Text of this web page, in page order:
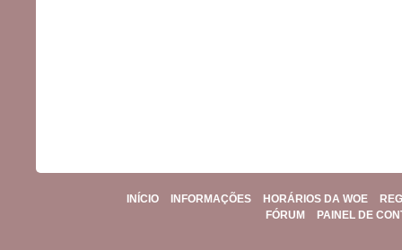
INÍCIO INFORMAÇÕES HORÁRIOS DA WOE
FÓRUM
PAINEL DE